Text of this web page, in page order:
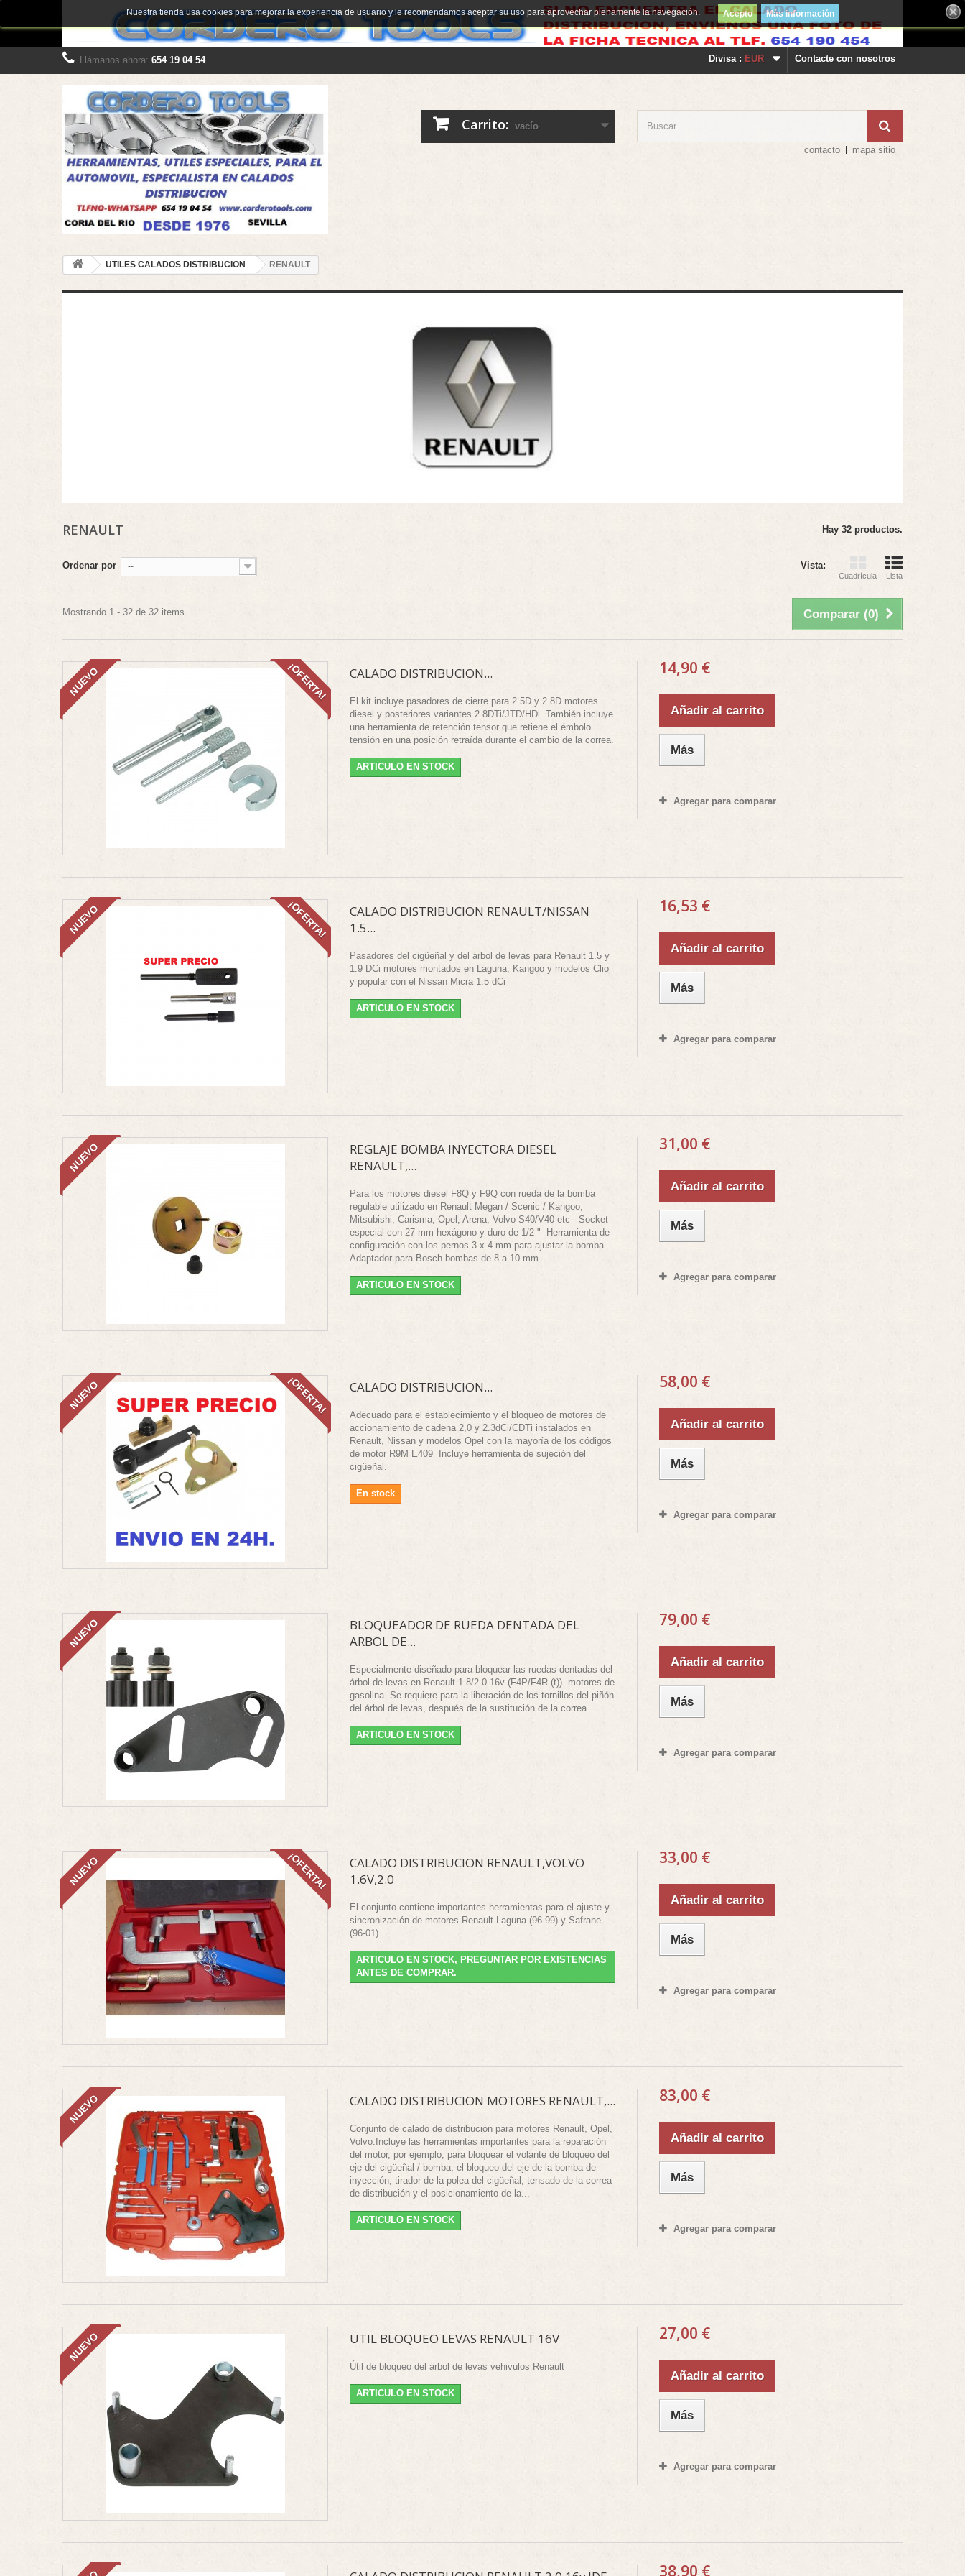
Contacte con nosotros
Llámanos ahora: 654 19 04 54 Divisa : EUR
Carrito: vacío
contacto mapa sitio
Nuestra tienda usa cookies para mejorar la experiencia de usuario y le recomendamos aceptar su uso para aprovechar plenamente la navegación. Acepto Más información
UTILES CALADOS DISTRIBUCION RENAULT
RENAULT Hay 32 productos.
Vista:
Cuadrícula Lista
Ordenar por --
Comparar (0)
Mostrando 1 - 32 de 32 items
NUEVO ¡OFERTA! CALADO DISTRIBUCION...
El kit incluye pasadores de cierre para 2.5D y 2.8D motores
diesel y posteriores variantes 2.8DTi/JTD/HDi. También incluye
una herramienta de retención tensor que retiene el émbolo
tensión en una posición retraída durante el cambio de la correa.
ARTICULO EN STOCK
14,90 €
Añadir al carrito
Más
Agregar para comparar
NUEVO ¡OFERTA!
CALADO DISTRIBUCION RENAULT/NISSAN
1.5...
Pasadores del cigüeñal y del árbol de levas para Renault 1.5 y
1.9 DCi motores montados en Laguna, Kangoo y modelos Clio
y popular con el Nissan Micra 1.5 dCi
ARTICULO EN STOCK
16,53 €
Añadir al carrito
Más
Agregar para comparar
NUEVO
REGLAJE BOMBA INYECTORA DIESEL
RENAULT,...
Para los motores diesel F8Q y F9Q con rueda de la bomba
regulable utilizado en Renault Megan / Scenic / Kangoo,
Mitsubishi, Carisma, Opel, Arena, Volvo S40/V40 etc - Socket
especial con 27 mm hexágono y duro de 1/2 "- Herramienta de
configuración con los pernos 3 x 4 mm para ajustar la bomba. -
Adaptador para Bosch bombas de 8 a 10 mm.
ARTICULO EN STOCK
31,00 €
Añadir al carrito
Más
Agregar para comparar
NUEVO ¡OFERTA! CALADO DISTRIBUCION...
Adecuado para el establecimiento y el bloqueo de motores de
accionamiento de cadena 2,0 y 2.3dCi/CDTi instalados en
Renault, Nissan y modelos Opel con la mayoría de los códigos
de motor R9M E409 Incluye herramienta de sujeción del
cigüeñal.
En stock
58,00 €
Añadir al carrito
Más
Agregar para comparar
NUEVO
BLOQUEADOR DE RUEDA DENTADA DEL
ARBOL DE...
Especialmente diseñado para bloquear las ruedas dentadas del
árbol de levas en Renault 1.8/2.0 16v (F4P/F4R (t)) motores de
gasolina. Se requiere para la liberación de los tornillos del piñón
del árbol de levas, después de la sustitución de la correa.
ARTICULO EN STOCK
79,00 €
Añadir al carrito
Más
Agregar para comparar
NUEVO ¡OFERTA!
CALADO DISTRIBUCION RENAULT,VOLVO
1.6V,2.0
El conjunto contiene importantes herramientas para el ajuste y
sincronización de motores Renault Laguna (96-99) y Safrane
(96-01)
ARTICULO EN STOCK, PREGUNTAR POR EXISTENCIAS
ANTES DE COMPRAR.
33,00 €
Añadir al carrito
Más
Agregar para comparar
NUEVO CALADO DISTRIBUCION MOTORES RENAULT,...
Conjunto de calado de distribución para motores Renault, Opel,
Volvo.Incluye las herramientas importantes para la reparación
del motor, por ejemplo, para bloquear el volante de bloqueo del
eje del cigüeñal / bomba, el bloqueo del eje de la bomba de
inyección, tirador de la polea del cigüeñal, tensado de la correa
de distribución y el posicionamiento de la...
ARTICULO EN STOCK
83,00 €
Añadir al carrito
Más
Agregar para comparar
NUEVO UTIL BLOQUEO LEVAS RENAULT 16V
Útil de bloqueo del árbol de levas vehivulos Renault
ARTICULO EN STOCK
27,00 €
Añadir al carrito
Más
Agregar para comparar
38,90 €